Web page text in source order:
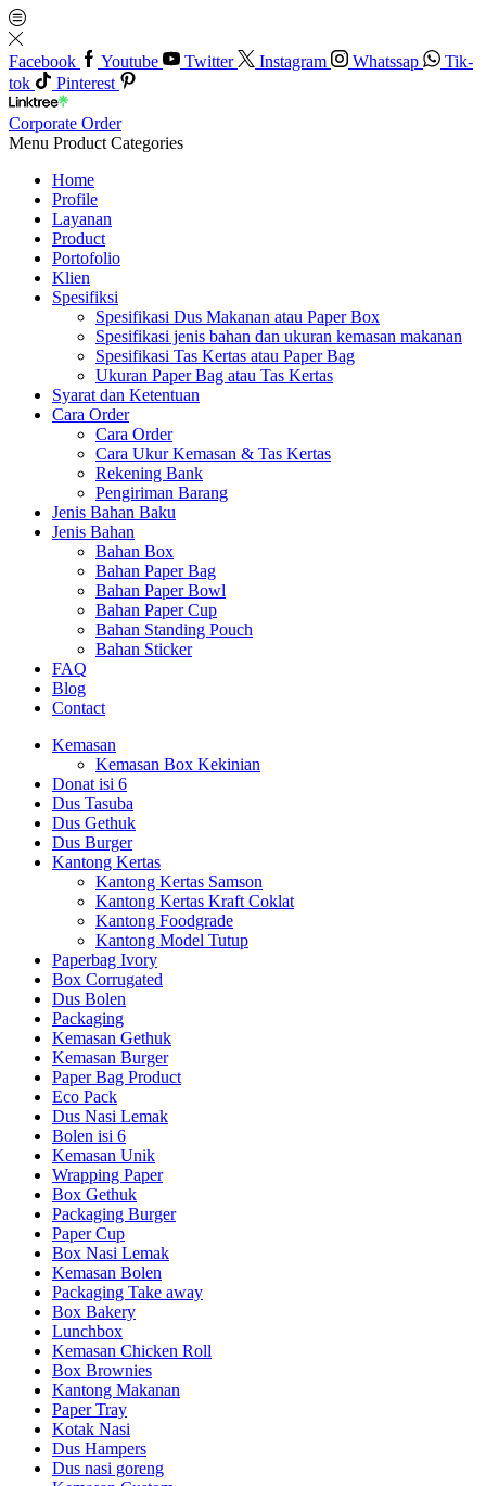
Facebook Youtube Twitter Instagram Whatssap
Tik-
tok
Pinterest
Corporate Order
Menu Product Categories
Home
Profile
Layanan
Product
Portofolio
Klien
Spesifiksi
Spesifikasi Dus Makanan atau Paper Box
Spesifikasi jenis bahan dan ukuran kemasan makanan
Spesifikasi Tas Kertas atau Paper Bag
Ukuran Paper Bag atau Tas Kertas
Syarat dan Ketentuan
Cara Order
Cara Order
Cara Ukur Kemasan & Tas Kertas
Rekening Bank
Pengiriman Barang
Jenis Bahan Baku
Jenis Bahan
Bahan Box
Bahan Paper Bag
Bahan Paper Bowl
Bahan Paper Cup
Bahan Standing Pouch
Bahan Sticker
FAQ
Blog
Contact
Kemasan
Kemasan Box Kekinian
Donat isi 6
Dus Tasuba
Dus Gethuk
Dus Burger
Kantong Kertas
Kantong Kertas Samson
Kantong Kertas Kraft Coklat
Kantong Foodgrade
Kantong Model Tutup
Paperbag Ivory
Box Corrugated
Dus Bolen
Packaging
Kemasan Gethuk
Kemasan Burger
Paper Bag Product
Eco Pack
Dus Nasi Lemak
Bolen isi 6
Kemasan Unik
Wrapping Paper
Box Gethuk
Packaging Burger
Paper Cup
Box Nasi Lemak
Kemasan Bolen
Packaging Take away
Box Bakery
Lunchbox
Kemasan Chicken Roll
Box Brownies
Kantong Makanan
Paper Tray
Kotak Nasi
Dus Hampers
Dus nasi goreng